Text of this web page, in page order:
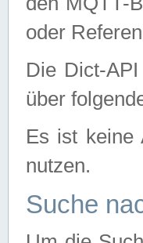
oder
Die Dict-
über
Es ist keine
nutzen.
Suche